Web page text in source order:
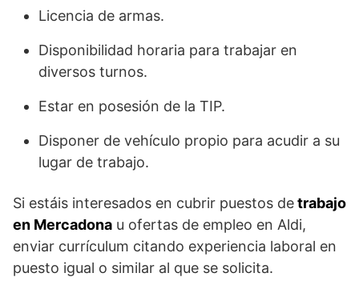
Licencia de armas.
Disponibilidad horaria para trabajar en
diversos turnos.
Estar en posesión de la TIP.
Disponer de vehículo propio para acudir a su
lugar de trabajo.
Si estáis interesados en cubrir puestos detrabajo
en Mercadona u ofertas de empleo en Aldi,
enviar currículum citando experiencia laboral en
puesto igual o similar al que se solicita.